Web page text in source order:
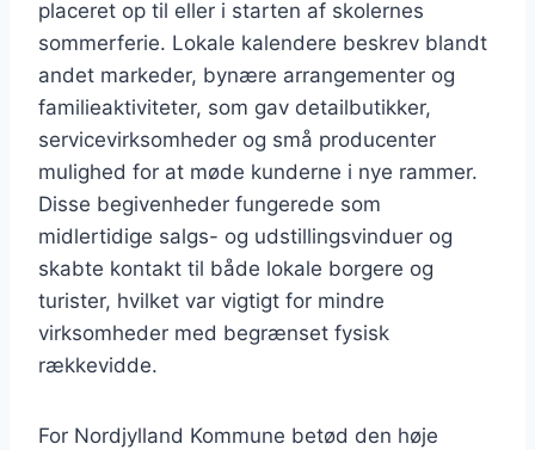
placeret op til eller i starten af skolernes
sommerferie. Lokale kalendere beskrev blandt
andet markeder, bynære arrangementer og
familieaktiviteter, som gav detailbutikker,
servicevirksomheder og små producenter
mulighed for at møde kunderne i nye rammer.
Disse begivenheder fungerede som
midlertidige salgs- og udstillingsvinduer og
skabte kontakt til både lokale borgere og
turister, hvilket var vigtigt for mindre
virksomheder med begrænset fysisk
rækkevidde.
For Nordjylland Kommune betød den høje